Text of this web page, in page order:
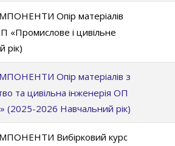
Опір матеріалів
«Промислове і цивільне
рік)
Опір матеріалів з
та цивільна інженерія ОП
(2025-2026 Навчальний рік)
Вибірковий курс